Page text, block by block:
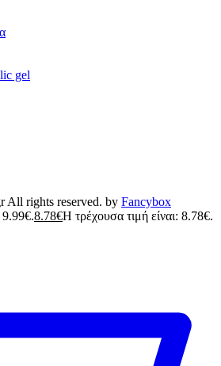
gel
All rights reserved. by Fancybox
8.78€Η τρέχουσα τιμή είναι: 8.78€.